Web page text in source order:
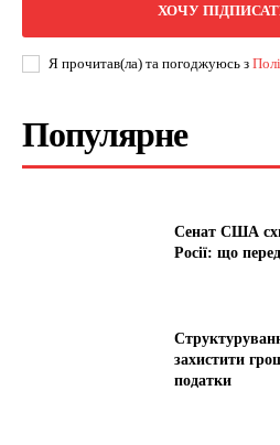
ХОЧУ
Я прочитав(ла) та погоджуюсь з
Популярне
Сенат США
Росії: що
захистити
податки